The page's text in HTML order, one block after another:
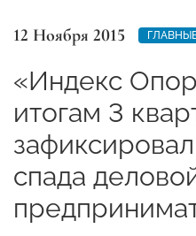
12 Ноября 2015
«Индекс
итогам 3
спада